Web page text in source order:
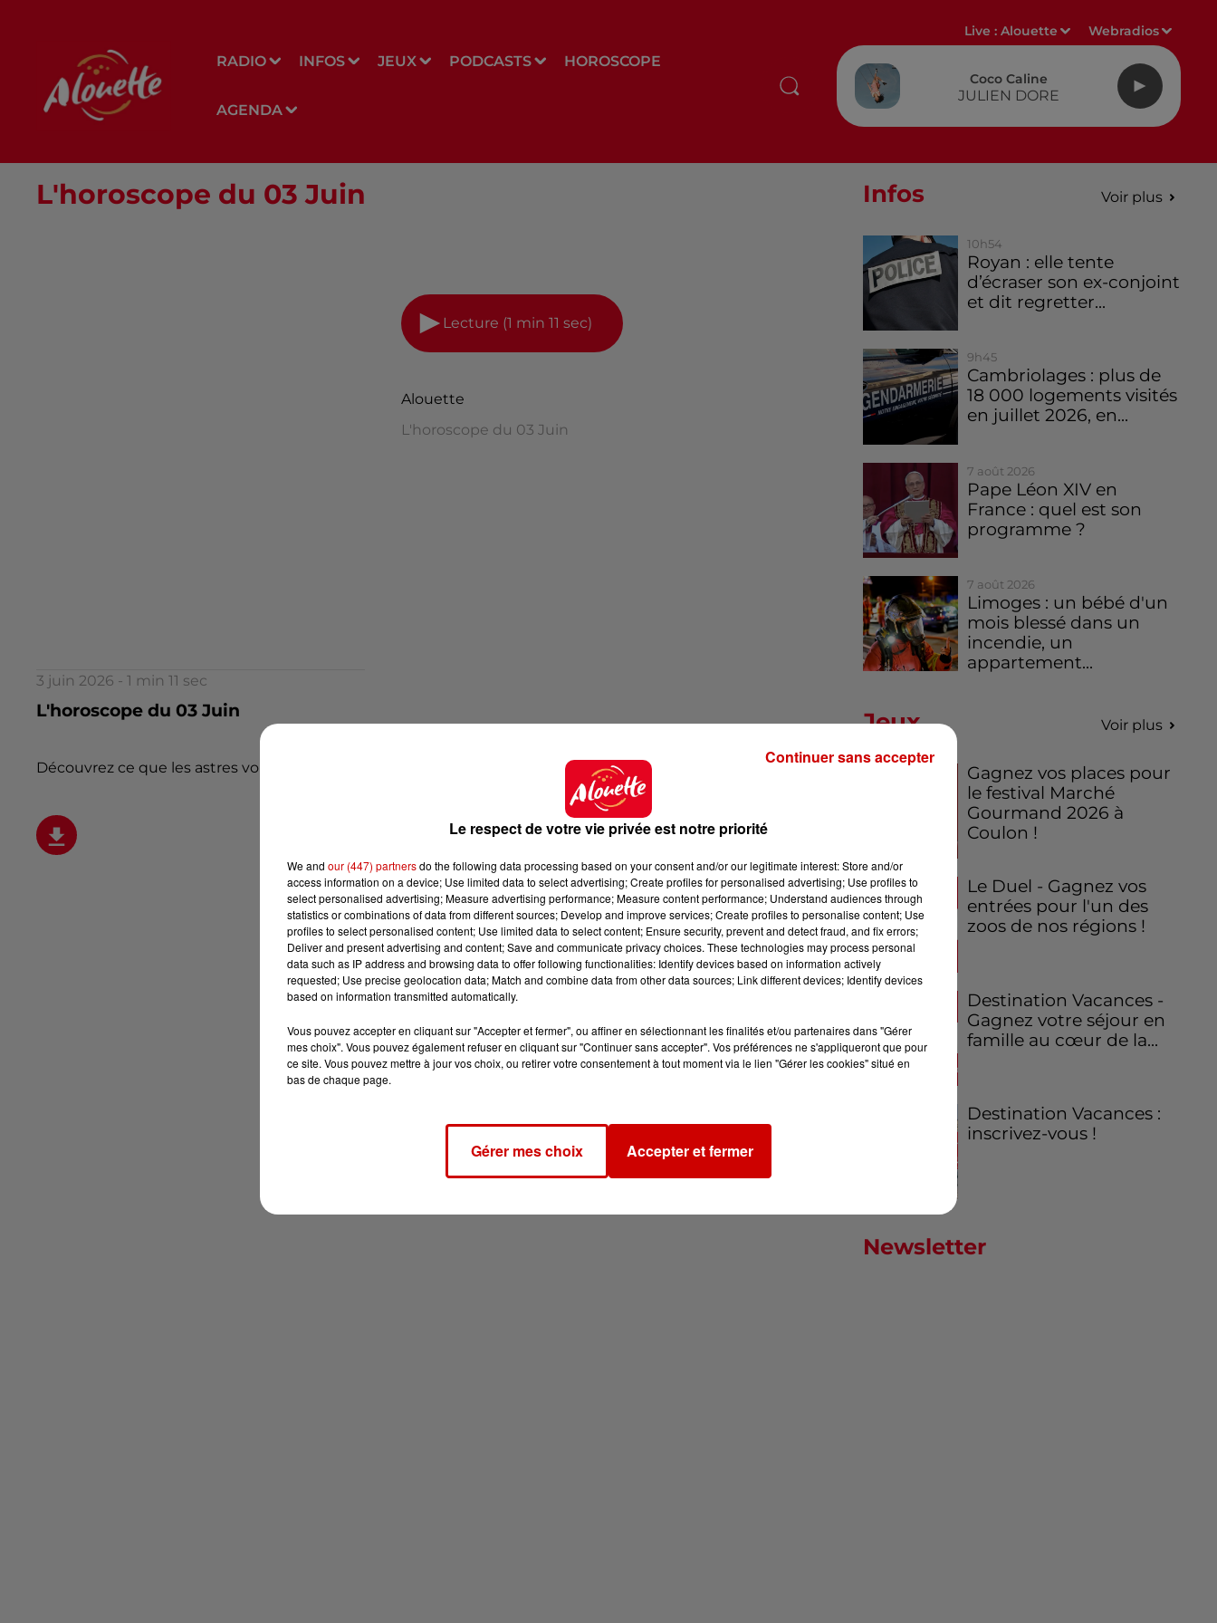
RADIO INFOS JEUX PODCASTS HOROSCOPE
AGENDA
Live :Alouette Webradios
Coco Caline
JULIEN DORE
L'horoscope du 03 Juin
Lecture (1 min 11 sec)
Alouette
L'horoscope du 03 Juin
3 juin 2026 - 1 min 11 sec
L'horoscope du 03 Juin
Découvrez ce que les astres vous réservent aujourd'hui !
Infos Voir plus
10h54
Royan : elle tente
d’écraser son ex-conjoint
et dit regretter...
9h45
Cambriolages : plus de
18 000 logements visités
en juillet 2026, en...
7 août 2026
Pape Léon XIV en
France : quel est son
programme ?
7 août 2026
Limoges : un bébé d'un
mois blessé dans un
incendie, un
appartement...
Jeux Voir plus
Gagnez vos places pour
le festival Marché
Gourmand 2026 à
Coulon !
Le Duel - Gagnez vos
entrées pour l'un des
zoos de nos régions !
Destination Vacances -
Gagnez votre séjour en
famille au cœur de la...
Destination Vacances :
inscrivez-vous !
Newsletter
Le respect de votre vie privée est notre priorité
We and our (447) partnersdo the following data processing based on your consent and/or our legitimate interest: Store and/or
access information on a device; Use limited data to select advertising; Create profiles for personalised advertising; Use profiles to
select personalised advertising; Measure advertising performance; Measure content performance; Understand audiences through
statistics or combinations of data from different sources; Develop and improve services; Create profiles to personalise content; Use
profiles to select personalised content; Use limited data to select content; Ensure security, prevent and detect fraud, and fix errors;
Deliver and present advertising and content; Save and communicate privacy choices. These technologies may process personal
data such as IP address and browsing data to offer following functionalities: Identify devices based on information actively
requested; Use precise geolocation data; Match and combine data from other data sources; Link different devices; Identify devices
based on information transmitted automatically.
Vous pouvez accepter en cliquant sur "Accepter et fermer", ou affiner en sélectionnant les finalités et/ou partenaires dans "Gérer
mes choix". Vous pouvez également refuser en cliquant sur "Continuer sans accepter". Vos préférences ne s'appliqueront que pour
ce site. Vous pouvez mettre à jour vos choix, ou retirer votre consentement à tout moment via le lien "Gérer les cookies" situé en
bas de chaque page.
Gérer mes choix Accepter et fermer
Continuer sans accepter